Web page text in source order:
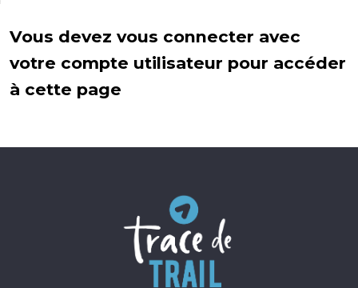
Vous devez vous connecter avec
votre compte utilisateur pour accéder
à cette page